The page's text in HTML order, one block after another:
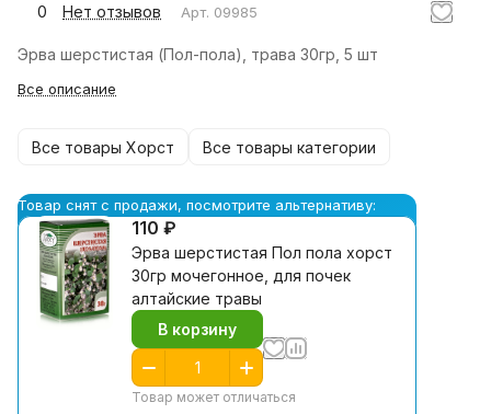
0 Нет отзывов Арт. 09985
Эрва шерстистая (Пол-пола), трава 30гр, 5 шт
Все описание
Все товары Хорст Все товары категории
Товар снят с продажи, посмотрите альтернативу:
110 ₽
Эрва шерстистая Пол пола хорст
30гр мочегонное, для почек
алтайские травы
В корзину
Товар может отличаться